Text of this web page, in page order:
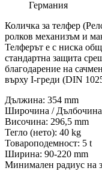
Германия
Количка за телфер
ролков механизъм и
Телферът е с ниска
стандартна защита
благодарение на
върху I-греди (DIN
Дължина: 354 mm
Широчина /
Височина: 296,5 mm
Тегло (нето): 40 kg
Товароподемност: 5 t
Ширина: 90-220 mm
Минимален радиус на